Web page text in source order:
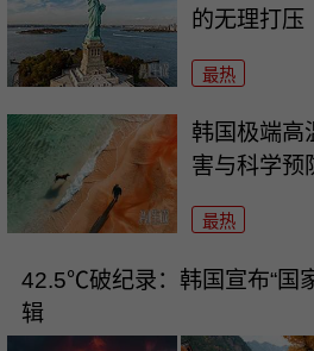
的无理打压
最热
韩国极端高
害与科学预
最热
42.5℃破纪录：韩国宣布“国
辑